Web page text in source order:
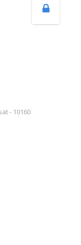
- 10160